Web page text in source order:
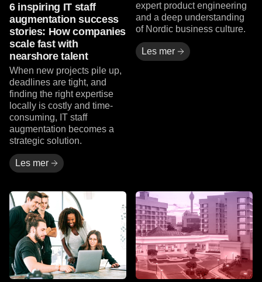
6 inspiring IT staff
augmentation success
stories: How companies
scale fast with
nearshore talent
When new projects pile up,
deadlines are tight, and
finding the right expertise
locally is costly and time-
consuming, IT staff
augmentation becomes a
strategic solution.
Les mer
expert product engineering
and a deep understanding
of Nordic business culture.
Les mer
Read More Read More